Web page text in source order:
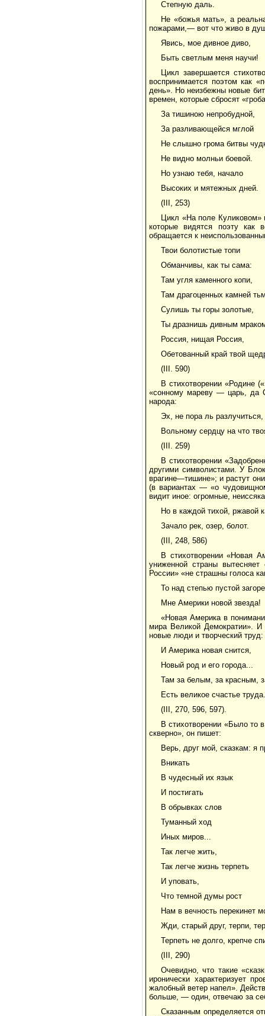
Степную даль.
Не «божья мать», а
пожарами,— вот что живо в
Явись, мое дивное диво,
Быть светлым меня научи!
Цикл завершается
воспринимается поэтом как
день». Но неизбежны новые
времен, которые сбросят
За тишиною непробудной,
За разливающейся мглой
Не слышно грома битвы
Не видно молньи боевой.
Но узнаю тебя, начало
Высоких и мятежных дней.
(III, 253)
Цикл «На поле Куликовом»
которые видятся поэту как
обращается к
Твои болотистые топи
Обманчивы, как ты сама:
Там угля каменного копи,
Там драгоценных камней
Сулишь ты горы золотые,
Ты дразнишь дивным
Россия, нищая Россия,
Обетованный край твой
(III. 590)
В стихотворении «Родине
«сонному мареву — царь, да
народа:
Эх, не пора ль разлучиться,
Вольному сердцу на что
(III. 259)
В стихотворении
другими символистами. У
врагине—тишине»; и растут
(в вариантах — «о
видит иное: огромные,
Но в каждой тихой, ржавой
Зачало рек, озер, болот.
(III, 248, 586)
В стихотворении «Новая
униженной страны
России» «не страшны голоса
То над степью пустой
Мне Америки новой звезда!
«Новая Америка в
мира Великой Демократии».
новые люди и творческий труд:
И Америка новая снится,
Новый род и его города...
Там за белым, за красным,
Есть великое счастье труда.
(III, 270, 596, 597).
В стихотворении «Было то
скверно», он пишет:
Верь, друг мой, сказкам: я
Вникать
В чудесный их язык
И постигать
В обрывках слов
Туманный ход
Иных миров...
Так легче жить,
Так легче жизнь терпеть
И уповать,
Что темной думы рост
Нам в вечность перекинет
Жди, старый друг, терпи,
Терпеть не долго, крепче
(III, 290)
Очевидно, что такие
иронически характеризует
жалобный ветер напел».
больше, — один, отвечаю за
Сказанным определяется